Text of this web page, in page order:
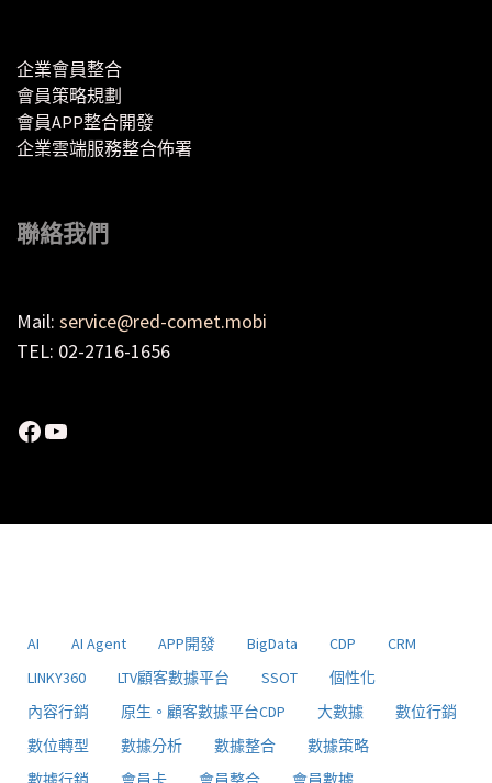
企業會員整合
會員策略規劃
會員APP整合開發
企業雲端服務整合佈署
聯絡我們
Mail: service@red-comet.mobi
TEL: 02-2716-1656
Facebook
YouTube
AI AI Agent APP開發 BigData CDP
CRM
LINKY360
LTV顧客數據平台 SSOT
個性化
內容行銷
原生。顧客數據平台CDP 大數據
數位行銷
數位轉型
數據分析 數據整合
數據策略